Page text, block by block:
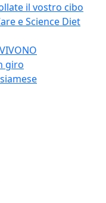
il vostro cibo
e Science Diet
giro